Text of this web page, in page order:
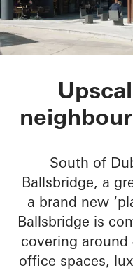
No 1
South of
Ballsbridge, a
a brand new
Ballsbridge is
covering
office spaces,